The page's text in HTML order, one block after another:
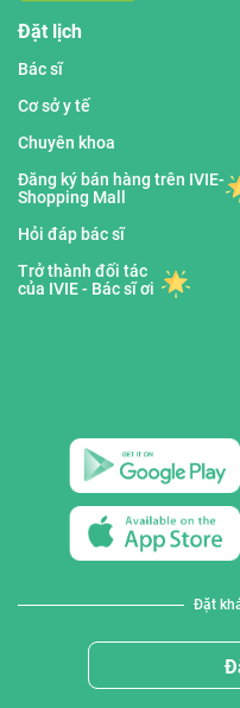
Đặt lịch
Bác sĩ
Cơ sở y tế
Chuyên khoa
Đăng ký bán hàng trên IVIE-
Shopping Mall
Hỏi đáp bác sĩ
Trở thành đối tác
của IVIE - Bác sĩ ơi
Đặt